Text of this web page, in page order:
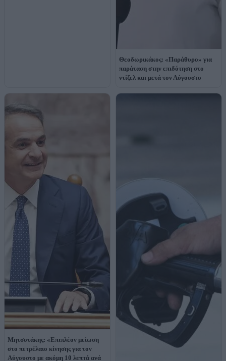
Θεοδωρικάκος: «Παράθυρο» για
παράταση στην επιδότηση στο
ντίζελ και μετά τον Αύγουστο
Μητσοτάκης: «Επιπλέον μείωση
στο πετρέλαιο κίνησης για τον
Αύγουστο με ακόμη 10 λεπτά ανά